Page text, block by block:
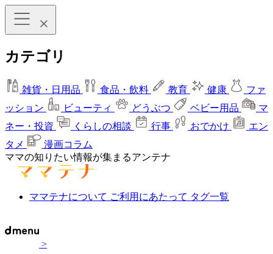
カテゴリ
雑貨・日用品 食品・飲料 教育 健康
ファ
ッション
ビューティ どうぶつ ベビー用品
マ
ネー・投資
くらしの相談 行事 おでかけ
エン
タメ
漫画コラム
ママの知りたい情報が集まるアンテナ
ママテナについて ご利用にあたって タグ一覧
>